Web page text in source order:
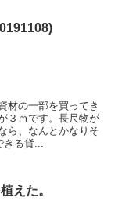
材の一部を買ってき
３ｍです。長尺物が
ら、なんとかなりそ
きる貨...
えた。